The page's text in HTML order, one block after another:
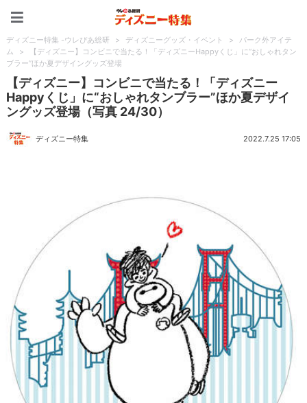
ディズニー特集 -ウレぴあ総研 > ディズニーグッズ・イベント >
パーク外アイテ
ム
>
【ディズニー】コンビニで当たる！「ディズニーHappyくじ」に“おしゃれタン
ブラー”ほか夏デザイングッズ登場
【ディズニー】コンビニで当たる！「ディズニー
Happyくじ」に“おしゃれタンブラー”ほか夏デザイ
ングッズ登場（写真 24/30）
ディズニー特集 2022.7.25 17:05